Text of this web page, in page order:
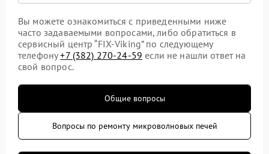
Вы можете ознакомиться с приведенными ниже
часто задаваемыми вопросами, либо обратиться в
сервисный центр “FIX-Viking” по следующему
телефону+7 (382) 270-24-59 если не нашли ответ на
свой вопрос.
Общие вопросы
Вопросы по ремонту микроволновых печей